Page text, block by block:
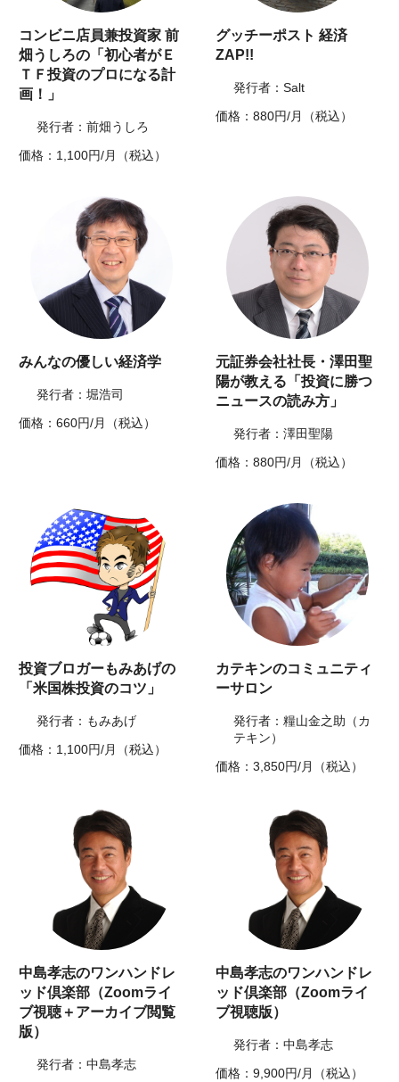
コンビニ店員兼投資家 前
畑うしろの「初心者がＥ
ＴＦ投資のプロになる計
画！」
発行者：前畑うしろ
価格：1,100円/月（税込）
グッチーポスト 経済
ZAP!!
発行者：Salt
価格：880円/月（税込）
みんなの優しい経済学
発行者：堀浩司
価格：660円/月（税込）
元証券会社社長・澤田聖
陽が教える「投資に勝つ
ニュースの読み方」
発行者：澤田聖陽
価格：880円/月（税込）
投資ブロガーもみあげの
「米国株投資のコツ」
発行者：もみあげ
価格：1,100円/月（税込）
カテキンのコミュニティ
ーサロン
発行者：糧山金之助（カ
テキン）
価格：3,850円/月（税込）
中島孝志のワンハンドレ
ッド倶楽部（Zoomライ
ブ視聴＋アーカイブ閲覧
版）
発行者：中島孝志
中島孝志のワンハンドレ
ッド倶楽部（Zoomライ
ブ視聴版）
発行者：中島孝志
価格：9,900円/月（税込）